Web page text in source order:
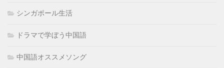
シンガポール生活
ドラマで学ぼう中国語
中国語オススメソング